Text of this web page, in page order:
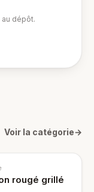
dépôt.
Voir la catégorie→
rougé grillé